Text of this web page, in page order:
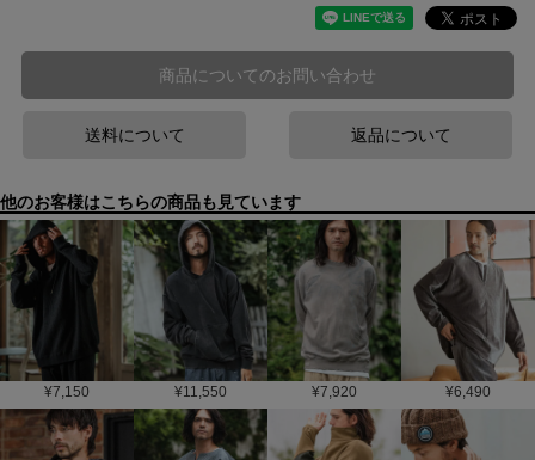
商品についてのお問い合わせ
送料について 返品について
他のお客様はこちらの商品も見ています
¥7,150 ¥11,550 ¥7,920 ¥6,490